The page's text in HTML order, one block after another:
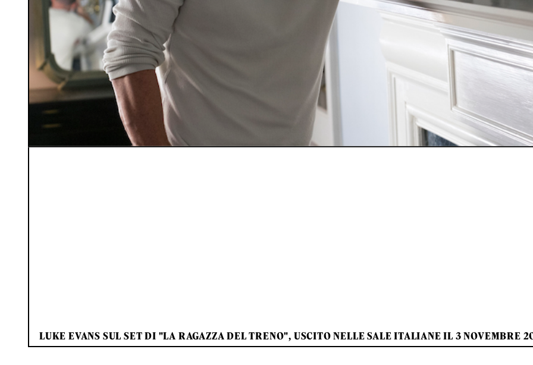
LUKE EVANS SUL SET DI "LA RAGAZZA DEL TRENO", USCITO NELLE SALE ITALIANE IL 3 NOVEMBRE